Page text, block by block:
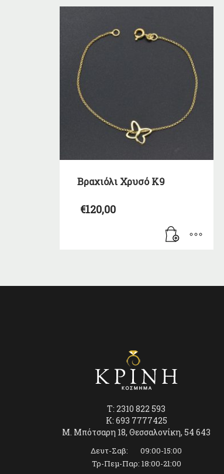
Βραχιόλι Χρυσό Κ9
€120,00
T: 2310 822 593
K: 693 7777425
Μ. Μπότσαρη 18, Θεσσαλονίκη, 54 643
Δευτ-Σαβ: 09:00-15:00
Τρ-Πεμ-Παρ: 18:00-21:00